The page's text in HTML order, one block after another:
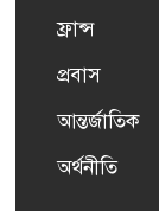
ফ্রান্স
প্রবাস
আন্তর্জাতিক
অর্থনীতি